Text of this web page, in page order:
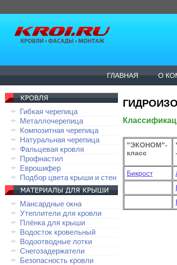
ГЛАВНАЯ О
Гибкая черепица
Металлочерепица
Композитная черепица
Натуральная черепица
Фальцевая кровля
Профнастил
Еврошифер
Подбор цвета крыши и стен
Мансардные окна
Утеплители для кровли
Плёнка для крыши
Водосток кровельный
Водоотводные лотки
Снегозадержатели
Безопасность кровли
"ЭКОНОМ"-
класс
Бикрост